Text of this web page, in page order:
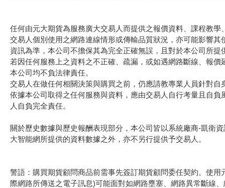
任何由元大期貨為服務廣大交易人而提供之報價資料、課程教
交易人個別使用之網路連線情形或傳輸品質狀況，亦可能影響
資訊為準，本公司不擔保其為完全正確無誤，且對於本公司所
若因任何服務上之資料之不正確、疏漏，或如遇網路斷線、報
本公司均不負法律責任。
交易人在做任何相關決策與購買之前，仍應請教專業人員針對
依據本公司取得之任何服務與資料，應由交易人自行考量且自
人自負完全責任。
關於歷史數據與歷史報酬表現部分，本公司皆以系統廠商-凱衛
大智能網所提供的資料數據之外，亦不另行提供予交易人。
警語：購買期貨顧問商品前需事先簽訂期貨顧問委任契約。使
際網路所傳送之電子訊息)可能面對如網路壅塞、網路異常斷線